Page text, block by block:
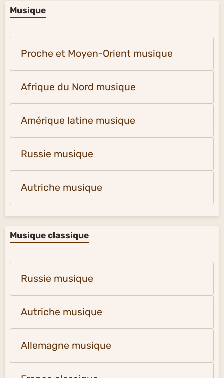
Musique
Proche et Moyen-Orient musique
Afrique du Nord musique
Amérique latine musique
Russie musique
Autriche musique
Musique classique
Russie musique
Autriche musique
Allemagne musique